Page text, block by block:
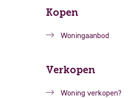
Kopen
Woningaanbod
Verkopen
Woning verkopen?